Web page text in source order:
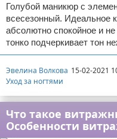
Голубой маникюр с
всесезонный. Идеальное
абсолютно спокойное и
тонко подчеркивает тон
Эвелина Волкова 15-02-2021
Уход за ногтями
Что такое
Особенности